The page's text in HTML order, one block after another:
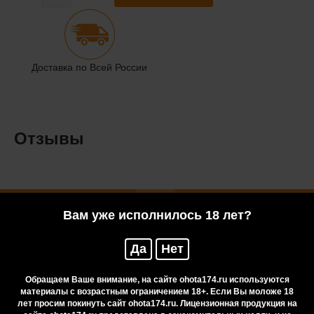
Вам уже исполнилось 18 лет?
Да Нет
Обращаем Ваше внимание, на сайте ohota174.ru используются
материалы с возрастным ограничением 18+. Если Вы моложе 18
лет просим покинуть сайт ohota174.ru. Лицензионная продукция на
Доставка по Всей России
Отзывы
Нужна консультация?
Если у Вас есть сомнения или вопросы, Вы